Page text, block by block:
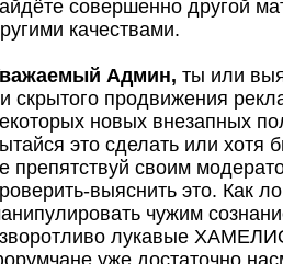
совершенно другой
качествами.
Админ, ты или
скрытого продвижения
новых внезапных
это сделать или хотя
препятствуй своим
выяснить это. Как
чужим
лукавые
уже достаточно